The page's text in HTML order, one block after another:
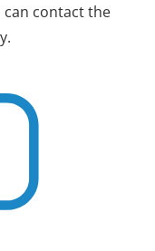
contact the